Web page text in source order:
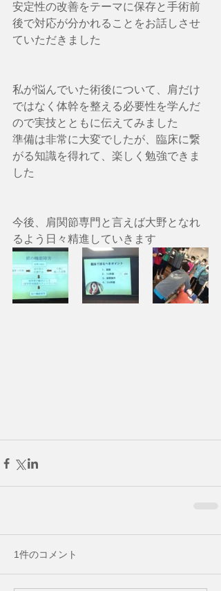
安定性の改善をテーマに保存と手術前
後で対応が分かれることをお話しさせ
ていただきました
私が悩んでいた術後について、肩だけ
ではなく体幹を整える必要性を学んだ
ので実技とともに伝えてみました
準備は非常に大変でしたが、臨床に繋
がる知識を得れて、楽しく勉強できま
した
今後、肩関節専門と言えば大野となれ
るよう日々精進していきます
1件のコメント